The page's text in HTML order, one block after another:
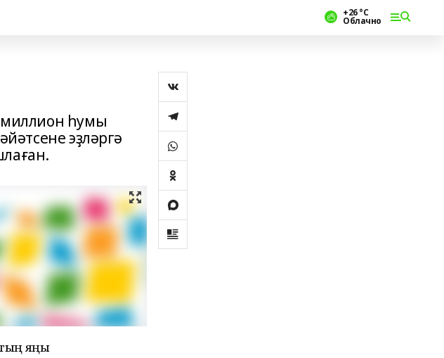
+26 °С
Облачно
һумы
эҙләргә
яңы